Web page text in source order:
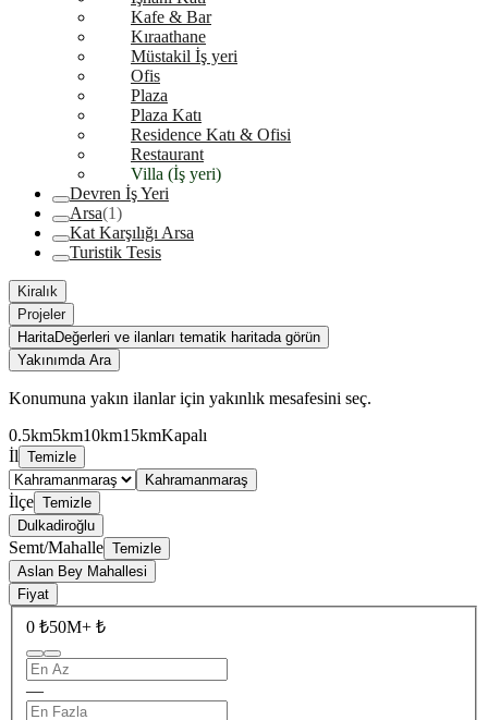
Kafe & Bar
Kıraathane
Müstakil İş yeri
Ofis
Plaza
Plaza Katı
Residence Katı & Ofisi
Restaurant
Villa (İş yeri)
Devren İş Yeri
Arsa(1)
Kat Karşılığı Arsa
Turistik Tesis
Kiralık
Projeler
HaritaDeğerleri ve ilanları tematik haritada görün
Yakınımda Ara
Konumuna yakın ilanlar için yakınlık mesafesini seç.
0.5km5km10km15kmKapalı
İl Temizle
Kahramanmaraş
İlçe Temizle
Dulkadiroğlu
Semt/Mahalle Temizle
Aslan Bey Mahallesi
Fiyat
0 ₺50M+ ₺
—